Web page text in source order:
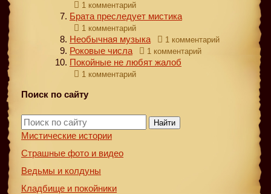
1 комментарий
Брата преследует мистика
1 комментарий
Необычная музыка 1 комментарий
Роковые числа 1 комментарий
Покойные не любят жалоб
1 комментарий
Поиск по сайту
Найти
Мистические истории
Страшные фото и видео
Ведьмы и колдуны
Кладбище и покойники